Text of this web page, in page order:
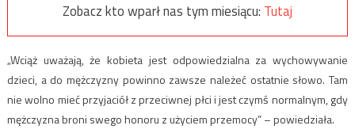
Zobacz kto wparł nas tym miesiącu: Tutaj
„Wciąż uważają, że kobieta jest odpowiedzialna za wychowywanie
dzieci, a do mężczyzny powinno zawsze należeć ostatnie słowo. Tam
nie wolno mieć przyjaciół z przeciwnej płci i jest czymś normalnym, gdy
mężczyzna broni swego honoru z użyciem przemocy” – powiedziała.